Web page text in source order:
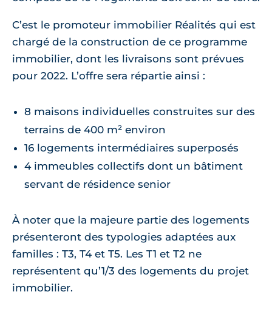
C’est le promoteur immobilier Réalités qui est
chargé de la construction de ce programme
immobilier, dont les livraisons sont prévues
pour 2022. L’offre sera répartie ainsi :
8 maisons individuelles construites sur des
terrains de 400 m² environ
16 logements intermédiaires superposés
4 immeubles collectifs dont un bâtiment
servant de résidence senior
À noter que la majeure partie des logements
présenteront des typologies adaptées aux
familles : T3, T4 et T5. Les T1 et T2 ne
représentent qu’1/3 des logements du projet
immobilier.